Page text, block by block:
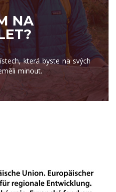
NA
která byste na svých
minout.